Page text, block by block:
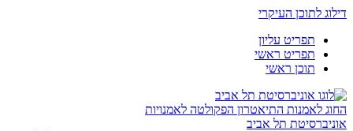
דילוג לתוכן העיקרי
תפריט עליון
תפריט ראשי
תוכן ראשי
החוג לאמנות התיאטרון הפקולטה לאמנויות
אוניברסיטת תל אביב